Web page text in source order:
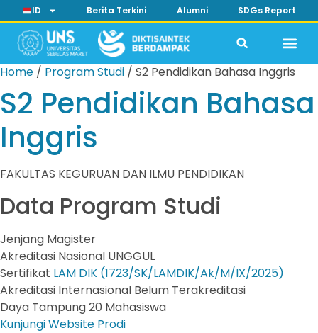
ID Berita Terkini Alumni SDGs Report
Home / Program Studi / S2 Pendidikan Bahasa Inggris
S2 Pendidikan Bahasa
Inggris
FAKULTAS KEGURUAN DAN ILMU PENDIDIKAN
Data Program Studi
Jenjang Magister
Akreditasi Nasional UNGGUL
Sertifikat LAM DIK (1723/SK/LAMDIK/Ak/M/IX/2025)
Akreditasi Internasional Belum Terakreditasi
Daya Tampung20 Mahasiswa
Kunjungi Website Prodi